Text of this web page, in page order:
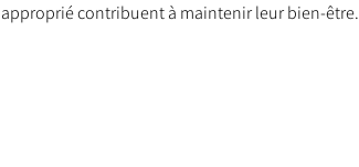
approprié contribuent à maintenir leur bien-être.